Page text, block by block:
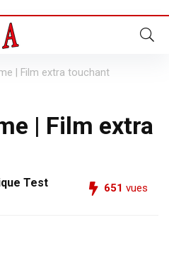
| Film extra touchant
| Film extra
Test 651 vues